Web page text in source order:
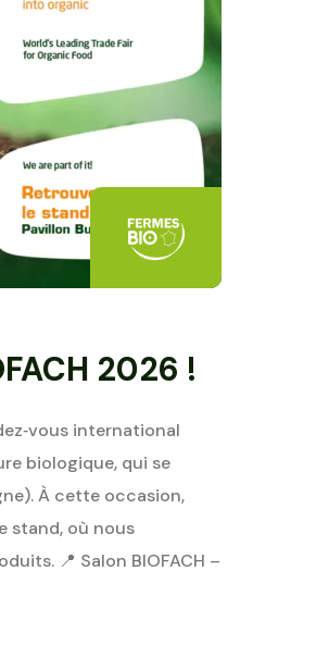
2026 !
international
biologique, qui se
À cette occasion,
stand, où nous
📍 Salon BIOFACH –